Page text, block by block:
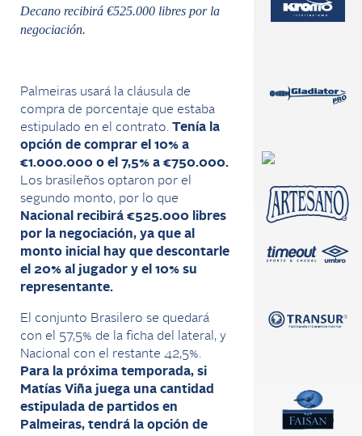
Decano recibirá €525.000 libres por la
negociación.
Palmeiras usará la cláusula de
compra de porcentaje que estaba
estipulado en el contrato. Tenía la
opción de comprar el 10% a
€1.000.000 o el 7,5% a €750.000.
Los brasileños optaron por el
segundo monto, por lo que
Nacional recibirá €525.000 libres
por la negociación, ya que al
monto inicial hay que descontarle
el 20% al jugador y el 10% su
representante.
El conjunto Brasilero se quedará
con el 57,5% de la ficha del lateral, y
Nacional con el restante 42,5%.
Para la próxima temporada, si
Matías Viña juega una cantidad
estipulada de partidos en
Palmeiras, tendrá la opción de